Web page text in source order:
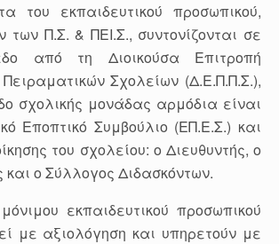
του εκπαιδευτικού προσωπικού,
Π.Σ. & ΠΕΙ.Σ., συντονίζονται σε
από τη Διοικούσα Επιτροπή
Σχολείων (Δ.Ε.Π.Π.Σ.),
σχολικής μονάδας αρμόδια είναι
Εποπτικό Συμβούλιο (ΕΠ.Ε.Σ.) και
του σχολείου: ο Διευθυντής, ο
και ο Σύλλογος Διδασκόντων.
εκπαιδευτικού προσωπικού
με αξιολόγηση και υπηρετούν με